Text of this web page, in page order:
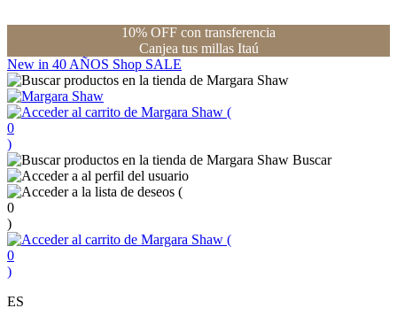
10% OFF con transferencia
Canjea tus millas Itaú
New in 40 AÑOS Shop SALE
(
0
)
Buscar
(
0
)
(
0
)
ES